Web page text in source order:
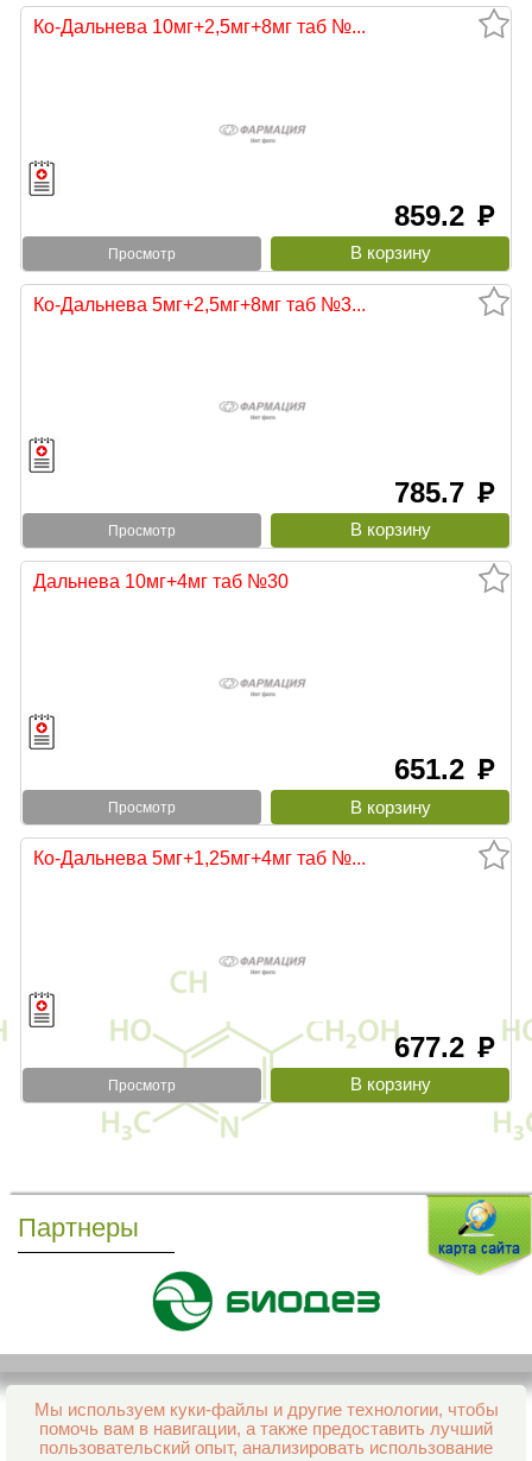
Ко-Дальнева 10мг+2,5мг+8мг таб №...
859.2 руб
Просмотр
Ко-Дальнева 5мг+2,5мг+8мг таб №3...
785.7 руб
Просмотр
Дальнева 10мг+4мг таб №30
651.2 руб
Просмотр
Ко-Дальнева 5мг+1,25мг+4мг таб №...
677.2 руб
Просмотр
Партнеры
Мы используем куки-файлы и другие технологии, чтобы
помочь вам в навигации, а также предоставить лучший
пользовательский опыт, анализировать использование
Все права защищены и охраняются законом
© 2013–2026 Интернет-аптека Фармация